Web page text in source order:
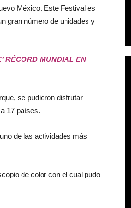
México. Este Festival es
gran número de unidades y
RÉCORD MUNDIAL EN
se pudieron disfrutar
17 países.
de las actividades más
de color con el cual pudo